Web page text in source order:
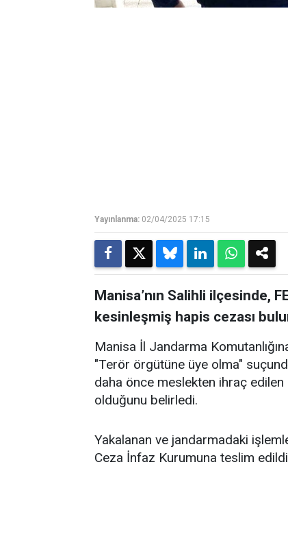
Yayınlanma: 02/04/2025 17:15
Manisa’nın Salihli ilçesinde,
kesinleşmiş hapis cezası
Manisa İl Jandarma
"Terör örgütüne üye olma"
daha önce meslekten ihraç edilen
olduğunu belirledi.
Yakalanan ve jandarmadaki
Ceza İnfaz Kurumuna teslim